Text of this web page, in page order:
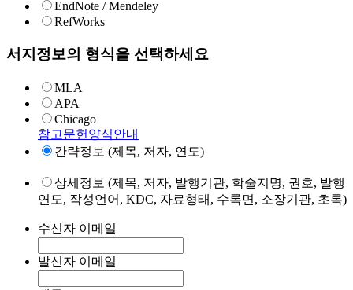
EndNote / Mendeley
RefWorks
서지정보의 형식을 선택하세요
MLA
APA
Chicago
참고문헌양식안내
간략정보 (제목, 저자, 연도)
상세정보 (제목, 저자, 발행기관, 학술지명, 권호, 발행
연도, 작성언어, KDC, 자료형태, 수록면, 소장기관, 초록)
수신자 이메일
발신자 이메일